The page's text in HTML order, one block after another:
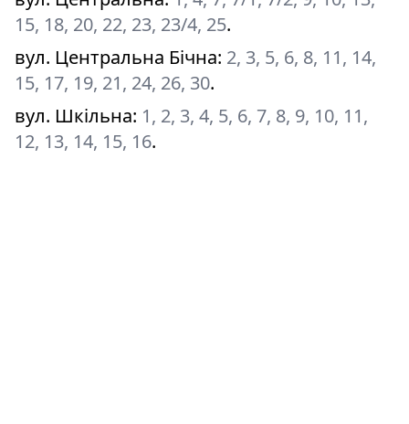
15, 18, 20, 22, 23, 23/4, 25.
вул. Центральна Бічна: 2, 3, 5, 6, 8, 11, 14,
15, 17, 19, 21, 24, 26, 30.
вул. Шкільна: 1, 2, 3, 4, 5, 6, 7, 8, 9, 10, 11,
12, 13, 14, 15, 16.